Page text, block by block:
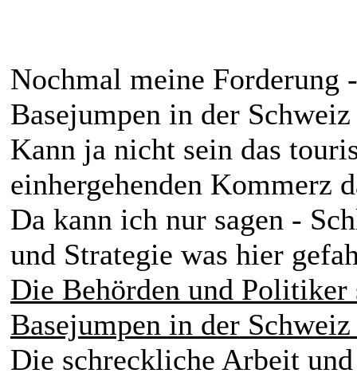
Nochmal meine Forderung
Basejumpen in der
Kann ja nicht sein das
einhergehenden Kommerz
Da kann ich nur sagen -
und Strategie was hier
Die Behörden und Politiker
Basejumpen in der
Die schreckliche Arbeit